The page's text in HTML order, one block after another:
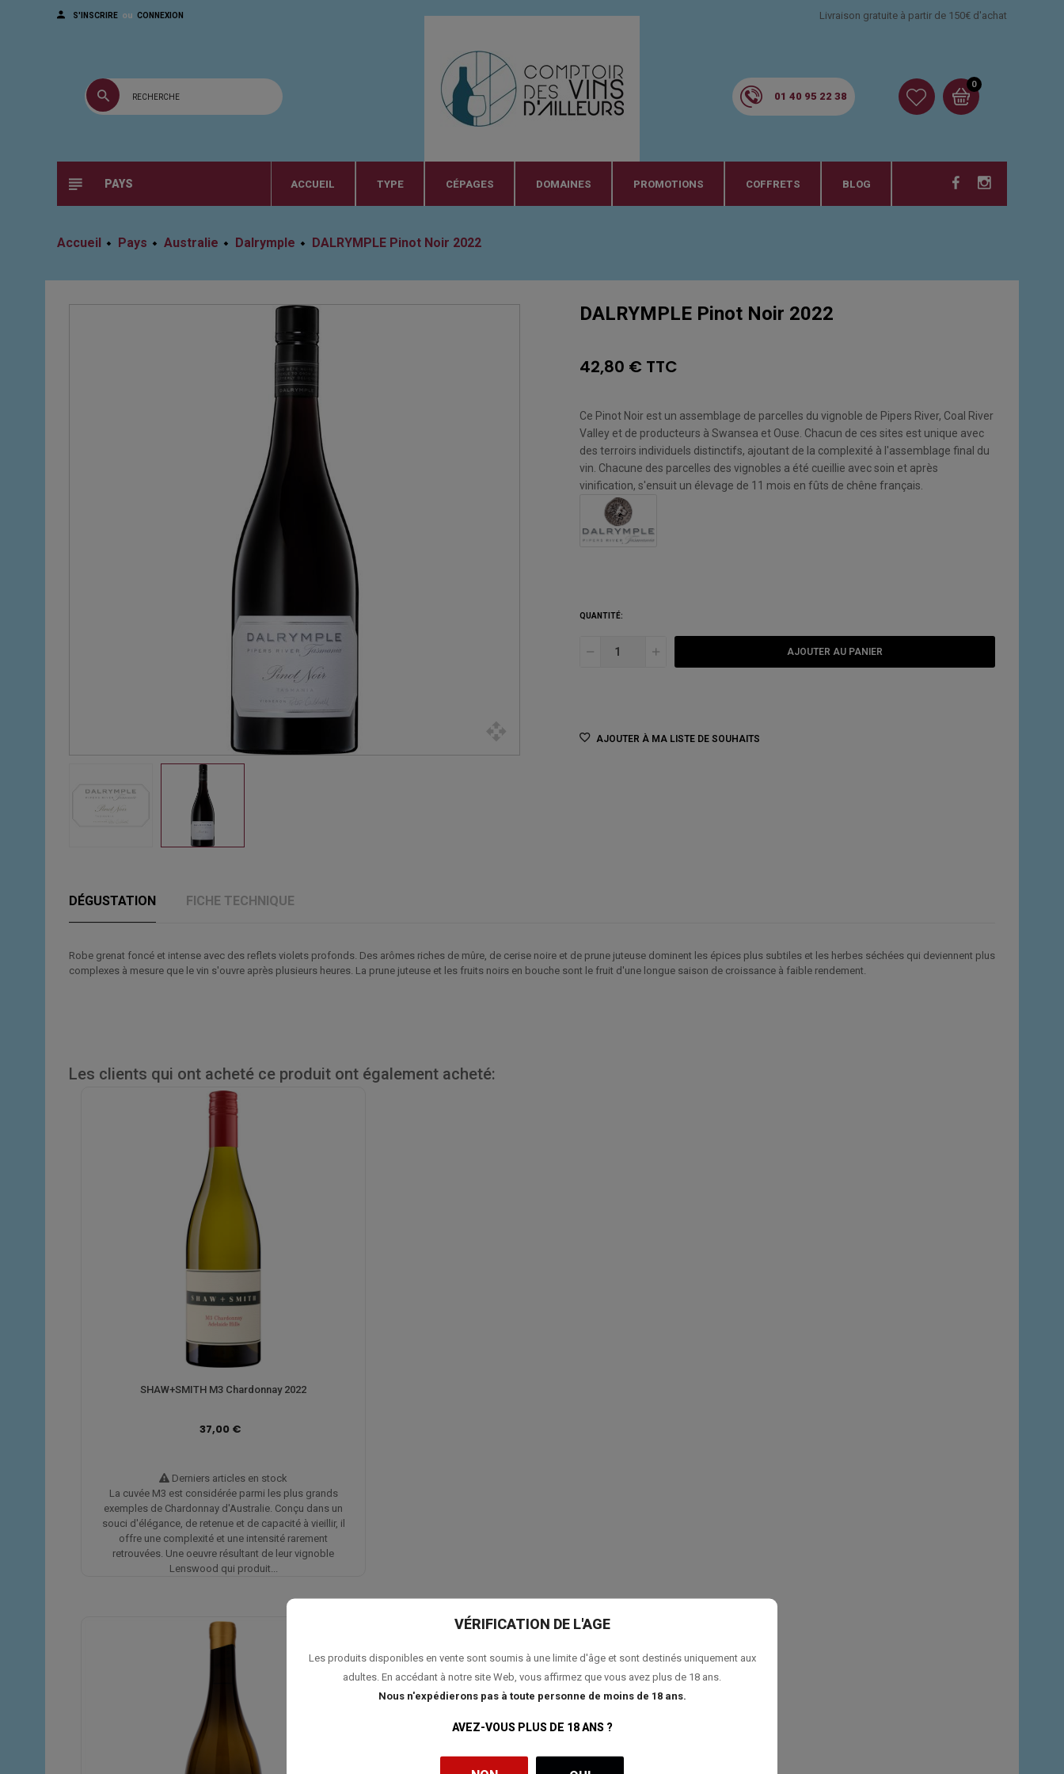
VÉRIFICATION DE L'AGE
Les produits disponibles en vente sont soumis à une limite d'âge et sont destinés uniquement aux
adultes. En accédant à notre site Web, vous affirmez que vous avez plus de 18 ans.
Nous n'expédierons pas à toute personne de moins de 18 ans.
AVEZ-VOUS PLUS DE 18 ANS ?
S'INSCRIRE ou CONNEXION Livraison gratuite à partir de 150€ d'achat
01 40 95 22 38
0
PAYS ACCUEIL TYPE CÉPAGES DOMAINES PROMOTIONS COFFRETS BLOG
Accueil Pays Australie Dalrymple DALRYMPLE Pinot Noir 2022
DALRYMPLE Pinot Noir 2022
42,80 € TTC
Ce Pinot Noir est un assemblage de parcelles du vignoble de Pipers River, Coal River
Valley et de producteurs à Swansea et Ouse. Chacun de ces sites est unique avec
des terroirs individuels distinctifs, ajoutant de la complexité à l'assemblage final du
vin. Chacune des parcelles des vignobles a été cueillie avec soin et après
vinification, s'ensuit un élevage de 11 mois en fûts de chêne français.
QUANTITÉ:
AJOUTER AU PANIER
AJOUTER À MA LISTE DE SOUHAITS
DÉGUSTATION FICHE TECHNIQUE
Robe grenat foncé et intense avec des reflets violets profonds. Des arômes riches de mûre, de cerise noire et de prune juteuse dominent les épices plus subtiles et les herbes séchées qui deviennent plus
complexes à mesure que le vin s'ouvre après plusieurs heures. La prune juteuse et les fruits noirs en bouche sont le fruit d'une longue saison de croissance à faible rendement.
Les clients qui ont acheté ce produit ont également acheté:
SHAW+SMITH M3 Chardonnay 2022
37,00 €
Derniers articles en stock
La cuvée M3 est considérée parmi les plus grands
exemples de Chardonnay d'Australie. Conçu dans un
souci d'élégance, de retenue et de capacité à vieillir, il
offre une complexité et une intensité rarement
retrouvées. Une oeuvre résultant de leur vignoble
Lenswood qui produit...